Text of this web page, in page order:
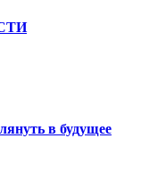
в будущее